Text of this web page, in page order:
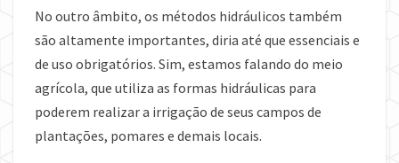
No outro âmbito, os métodos hidráulicos também
são altamente importantes, diria até que essenciais e
de uso obrigatórios. Sim, estamos falando do meio
agrícola, que utiliza as formas hidráulicas para
poderem realizar a irrigação de seus campos de
plantações, pomares e demais locais.